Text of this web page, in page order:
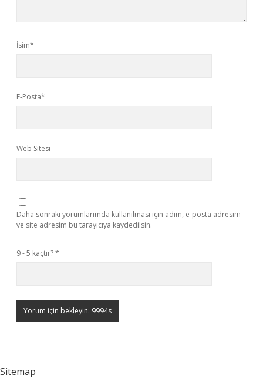
İsim*
E-Posta*
Web Sitesi
Daha sonraki yorumlarımda kullanılması için adım, e-posta adresim
ve site adresim bu tarayıcıya kaydedilsin.
9 - 5 kaçtır?*
Sitemap